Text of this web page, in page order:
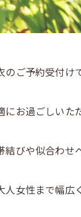
のご予約受付け
にお過ごしいた
結びや似合わせ
人女性まで幅広